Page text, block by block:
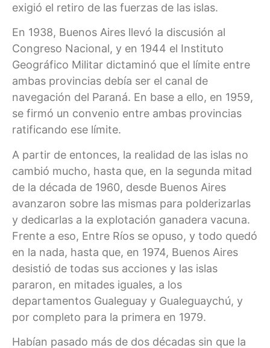
exigió el retiro de las fuerzas de las islas.
En 1938, Buenos Aires llevó la discusión al
Congreso Nacional, y en 1944 el Instituto
Geográfico Militar dictaminó que el límite entre
ambas provincias debía ser el canal de
navegación del Paraná. En base a ello, en 1959,
se firmó un convenio entre ambas provincias
ratificando ese límite.
A partir de entonces, la realidad de las islas no
cambió mucho, hasta que, en la segunda mitad
de la década de 1960, desde Buenos Aires
avanzaron sobre las mismas para polderizarlas
y dedicarlas a la explotación ganadera vacuna.
Frente a eso, Entre Ríos se opuso, y todo quedó
en la nada, hasta que, en 1974, Buenos Aires
desistió de todas sus acciones y las islas
pararon, en mitades iguales, a los
departamentos Gualeguay y Gualeguaychú, y
por completo para la primera en 1979.
Habían pasado más de dos décadas sin que la